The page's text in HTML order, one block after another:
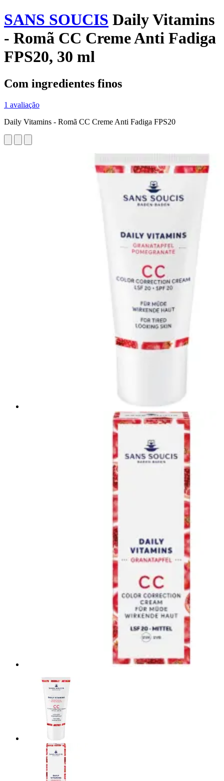
SANS SOUCIS Daily Vitamins
- Romã CC Creme Anti Fadiga
FPS20, 30 ml
Com ingredientes finos
1 avaliação
Daily Vitamins - Romã CC Creme Anti Fadiga FPS20